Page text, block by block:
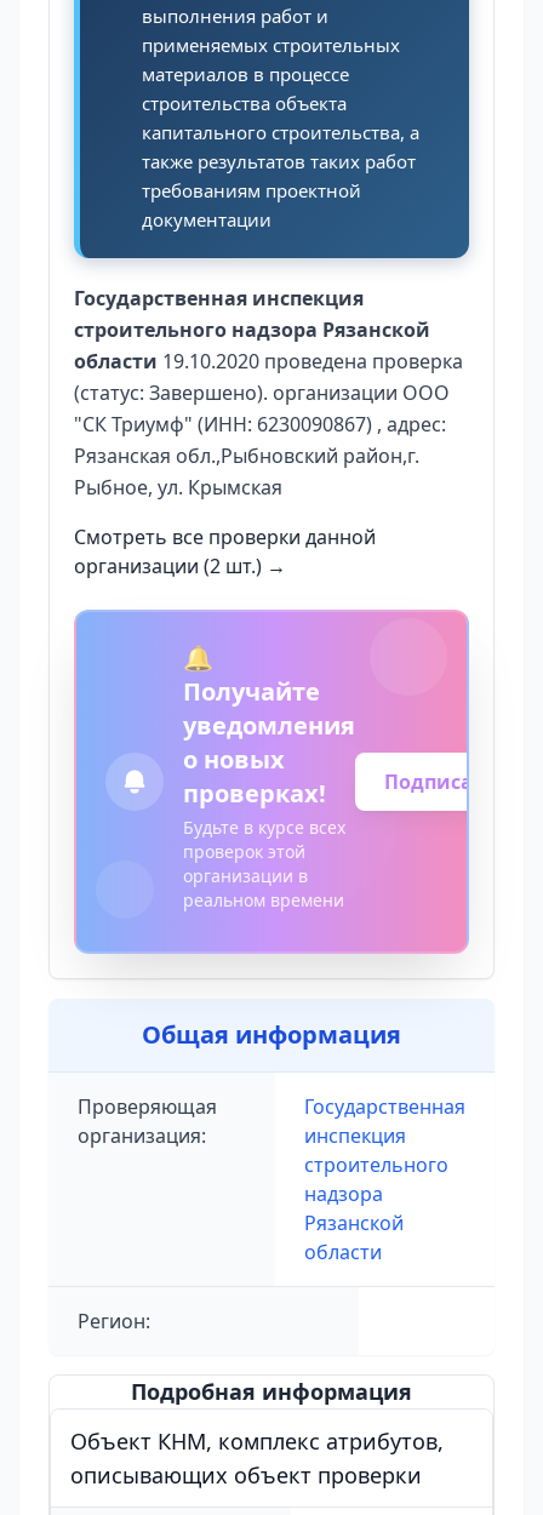
выполнения работ и
применяемых строительных
материалов в процессе
строительства объекта
капитального строительства, а
также результатов таких работ
требованиям проектной
документации
Государственная инспекция
строительного надзора Рязанской
области 19.10.2020 проведена проверка
(статус: Завершено). организации ООО
"СК Триумф" (ИНН: 6230090867) , адрес:
Рязанская обл.,Рыбновский район,г.
Рыбное, ул. Крымская
Смотреть все проверки данной
организации (2 шт.) →
🔔
Получайте
уведомления
о новых
проверках!
Будьте в курсе всех
проверок этой
организации в
реальном времени
Подписаться
Общая информация
Проверяющая
организация:
Государственная
инспекция
строительного
надзора
Рязанской
области
Регион:
Подробная информация
Объект КНМ, комплекс атрибутов,
описывающих объект проверки